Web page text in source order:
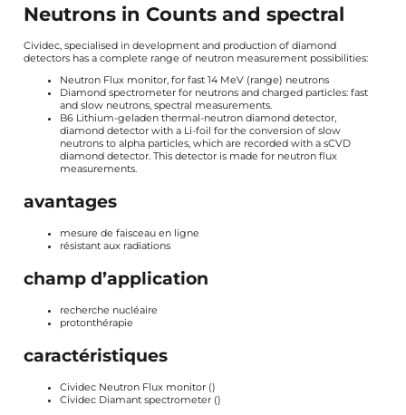
Neutrons in Counts and spectral
Cividec, specialised in development and production of diamond
detectors has a complete range of neutron measurement possibilities:
Neutron Flux monitor, for fast 14 MeV (range) neutrons
Diamond spectrometer for neutrons and charged particles: fast
and slow neutrons, spectral measurements.
B6 Lithium-geladen thermal-neutron diamond detector,
diamond detector with a Li-foil for the conversion of slow
neutrons to alpha particles, which are recorded with a sCVD
diamond detector. This detector is made for neutron flux
measurements.
avantages
mesure de faisceau en ligne
résistant aux radiations
champ d’application
recherche nucléaire
protonthérapie
caractéristiques
Cividec Neutron Flux monitor()
Cividec Diamant spectrometer()